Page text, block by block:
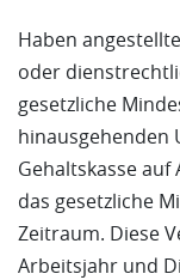
Haben
oder
gesetzliche
hinausgehenden
Gehaltskasse
das gesetzliche
Zeitraum. Diese
Arbeitsjahr und